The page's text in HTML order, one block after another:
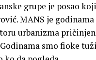
grupe je posao
MANS je godinama
urbanizma
smo fioke